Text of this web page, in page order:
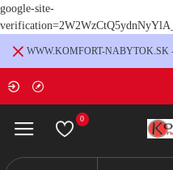
google-site-
WWW.KOMFORT-
0